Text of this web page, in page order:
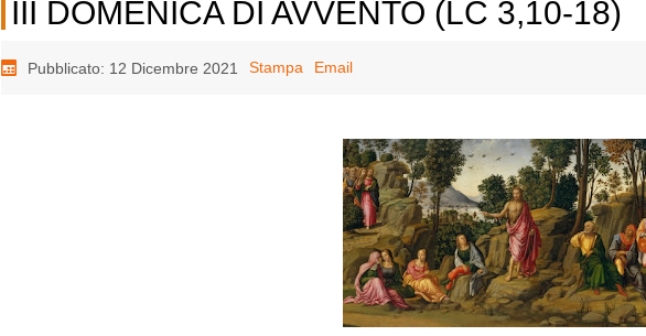
III DOMENICA DI AVVENTO (LC 3,10-18)
Pubblicato: 12 Dicembre 2021 Stampa Email